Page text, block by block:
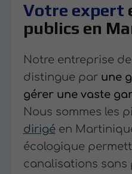
Votre expert
publics en
Notre entreprise
distingue par une
gérer une vaste
Nous sommes les
dirigéen
écologique
canalisations sans